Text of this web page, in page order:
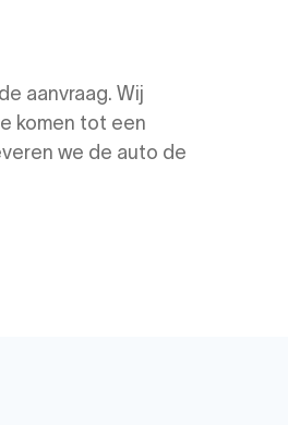
aanvraag. Wij
komen tot een
we de auto de